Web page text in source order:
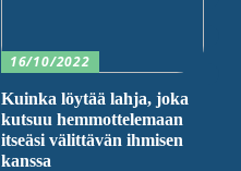
16/10/2022
Kuinka löytää lahja, joka
kutsuu hemmottelemaan
itseäsi välittävän ihmisen
kanssa